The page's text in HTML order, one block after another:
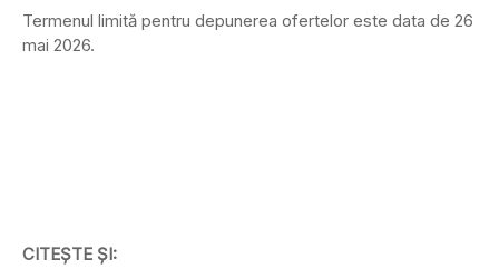
Termenul limită pentru depunerea ofertelor este data de 26
mai 2026.
CITEȘTE ȘI: